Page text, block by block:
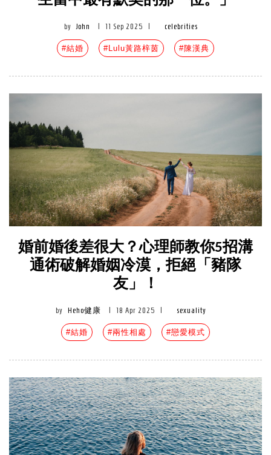
by John 11 Sep 2025 celebrities
#結婚 #Lulu黃路梓茵 #陳漢典
婚前婚後差很大？心理師教你5招溝
通術破解婚姻冷漠，拒絕「豬隊
友」！
by Heho健康 18 Apr 2025 sexuality
#結婚 #兩性相處 #戀愛模式